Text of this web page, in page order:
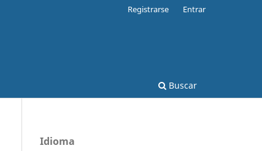
Buscar
Registrarse Entrar
Idioma